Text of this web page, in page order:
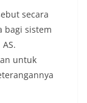
secara
bagi sistem
untuk